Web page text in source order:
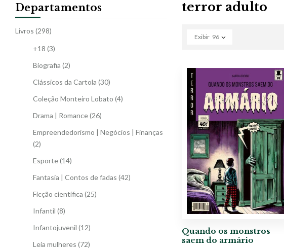
Departamentos
Livros (298)
+18 (3)
Biografia (2)
Clássicos da Cartola (30)
Coleção Monteiro Lobato (4)
Drama | Romance(26)
Empreendedorismo | Negócios | Finanças
(2)
Esporte(14)
Fantasia | Contos de fadas (42)
Ficção científica (25)
Infantil (8)
Infantojuvenil (12)
Leia mulheres (72)
terror adulto
Exibir 96
Quando os monstros
saem do armário